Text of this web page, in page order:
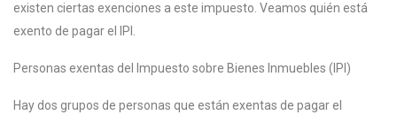
existen ciertas exenciones a este impuesto. Veamos quién está
exento de pagar el IPI.
Personas exentas del Impuesto sobre Bienes Inmuebles (IPI)
Hay dos grupos de personas que están exentas de pagar el